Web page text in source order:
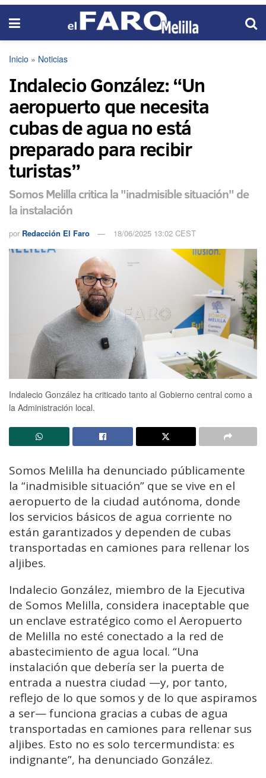
Inicio » Noticias
Indalecio González: “Un
aeropuerto que necesita
cubas de agua no está
preparado para recibir
turistas”
Somos Melilla critica la "inadmisible situación" de
la instalación
por Redacción El Faro 18/06/2025 13:02 CEST
Indalecio González ha criticado tanto al Gobierno central como a
la Administración local.
Somos Melilla ha denunciado públicamente
la “inadmisible situación” que se vive en el
aeropuerto de la ciudad autónoma, donde
los servicios básicos de agua corriente no
están garantizados y dependen de cubas
transportadas en camiones para rellenar los
aljibes.
Indalecio González, miembro de la Ejecutiva
de Somos Melilla, considera inaceptable que
un enclave estratégico como el Aeropuerto
de Melilla no esté conectado a la red de
abastecimiento de agua local. “Una
instalación que debería ser la puerta de
entrada a nuestra ciudad —y, por tanto,
reflejo de lo que somos y de lo que aspiramos
a ser— funciona gracias a cubas de agua
transportadas en camiones para rellenar sus
aljibes. Esto no es solo tercermundista: es
indignante”, ha denunciado González.